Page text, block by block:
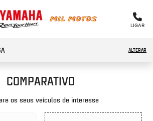
LIGAR
ALTERAR
COMPARATIVO
os seus veículos de interesse